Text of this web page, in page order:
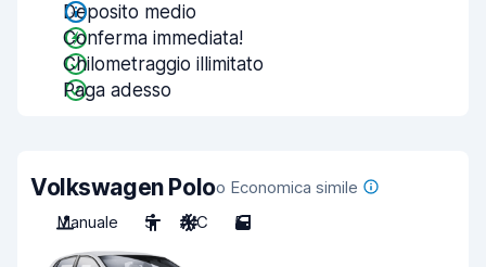
Deposito medio
Conferma immediata!
Chilometraggio illimitato
Paga adesso
Volkswagen Poloo Economica simile
Manuale
5 A/C 5